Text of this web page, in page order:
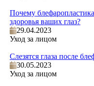
Почему
здоровья ваших глаз?
29.04.2023
Уход за лицом
Слезятся глаза после
30.05.2023
Уход за лицом